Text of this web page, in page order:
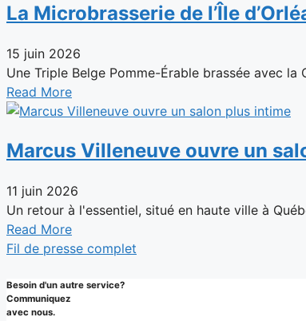
La Microbrasserie de l’Île
15 juin 2026
Une Triple Belge Pomme-Érable brassée avec
Read More
Marcus Villeneuve ouvre un
11 juin 2026
Un retour à l'essentiel, situé en haute ville à
Read More
Fil de presse complet
Besoin d'un autre service?
Communiquez
avec nous.